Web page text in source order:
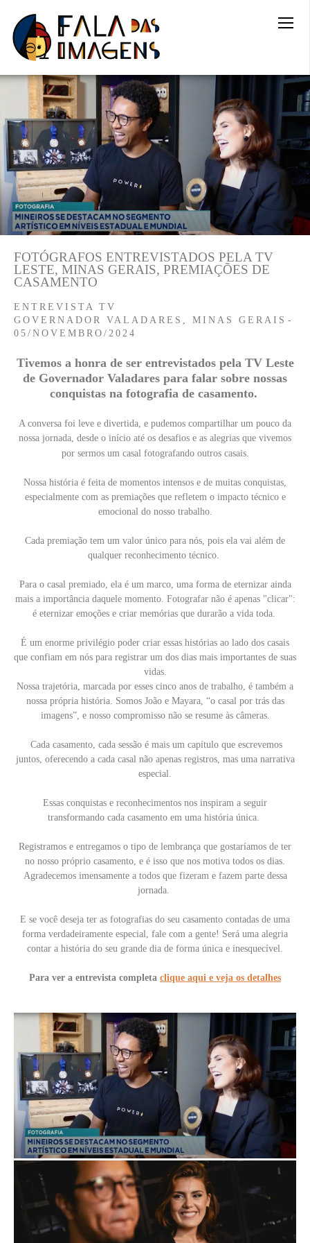
ENTREVISTA TV
GOVERNADOR VALADARES, MINAS GERAIS
05/NOVEMBRO/2024
FOTÓGRAFOS ENTREVISTADOS PELA TV
LESTE, MINAS GERAIS, PREMIAÇÕES DE
CASAMENTO
Tivemos a honra de ser entrevistados pela TV Leste
de Governador Valadares para falar sobre nossas
conquistas na fotografia de casamento.
A conversa foi leve e divertida, e pudemos compartilhar um pouco da
nossa jornada, desde o início até os desafios e as alegrias que vivemos
por sermos um casal fotografando outros casais.
Nossa história é feita de momentos intensos e de muitas conquistas,
especialmente com as premiações que refletem o impacto técnico e
emocional do nosso trabalho.
Cada premiação tem um valor único para nós, pois ela vai além de
qualquer reconhecimento técnico.
Para o casal premiado, ela é um marco, uma forma de eternizar ainda
mais a importância daquele momento. Fotografar não é apenas "clicar":
é eternizar emoções e criar memórias que durarão a vida toda.
É um enorme privilégio poder criar essas histórias ao lado dos casais
que confiam em nós para registrar um dos dias mais importantes de suas
vidas.
Nossa trajetória, marcada por esses cinco anos de trabalho, é também a
nossa própria história. Somos João e Mayara, “o casal por trás das
imagens”, e nosso compromisso não se resume às câmeras.
Cada casamento, cada sessão é mais um capítulo que escrevemos
juntos, oferecendo a cada casal não apenas registros, mas uma narrativa
especial.
Essas conquistas e reconhecimentos nos inspiram a seguir
transformando cada casamento em uma história única.
Registramos e entregamos o tipo de lembrança que gostaríamos de ter
no nosso próprio casamento, e é isso que nos motiva todos os dias.
Agradecemos imensamente a todos que fizeram e fazem parte dessa
jornada.
E se você deseja ter as fotografias do seu casamento contadas de uma
forma verdadeiramente especial, fale com a gente! Será uma alegria
contar a história do seu grande dia de forma única e inesquecível.
Para ver a entrevista completa clique aqui e veja os detalhes